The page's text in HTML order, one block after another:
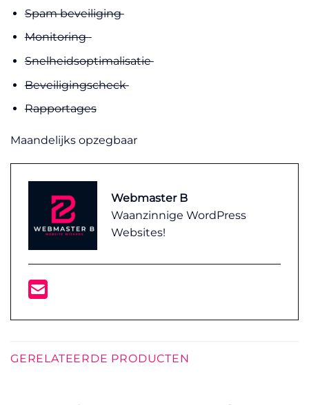
Spam beveiliging
Monitoring
Snelheidsoptimalisatie
Beveiligingscheck
Rapportages
Maandelijks opzegbaar
Webmaster B
Waanzinnige WordPress
Websites!
GERELATEERDE PRODUCTEN